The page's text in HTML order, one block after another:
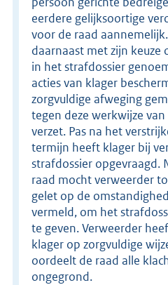
eerdere gelijksoortige
voor de raad
daarnaast met zijn keuze
in het strafdossier
acties van klager
zorgvuldige afweging
tegen deze werkwijze
verzet. Pas na het
termijn heeft klager bij
strafdossier opgevraagd.
raad mocht verweerder
gelet op de
vermeld, om het
te geven. Verweerder
klager op zorgvuldige
oordeelt de raad alle
ongegrond.